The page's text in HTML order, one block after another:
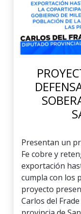
Presentan un
Fe cobre y
exportación
cumpla con los
proyecto
Carlos del